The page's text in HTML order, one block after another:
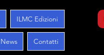
ILMC Edizioni
News Contatti